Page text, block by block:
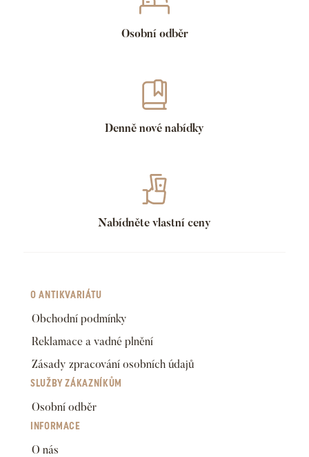
Osobní odběr
Denně nové nabídky
Nabídněte vlastní ceny
O ANTIKVARIÁTU
Obchodní podmínky
Reklamace a vadné plnění
Zásady zpracování osobních údajů
SLUŽBY ZÁKAZNÍKŮM
Osobní odběr
INFORMACE
O nás